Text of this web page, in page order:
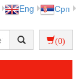
Eng Срп
(0)